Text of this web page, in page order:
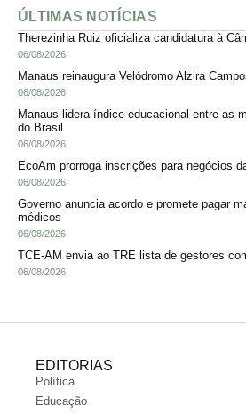
ÚLTIMAS NOTÍCIAS
Therezinha Ruiz oficializa candidatura à
06/08/2026
Manaus reinaugura Velódromo Alzira
06/08/2026
Manaus lidera índice educacional entre as
do Brasil
06/08/2026
EcoAm prorroga inscrições para negócios
06/08/2026
Governo anuncia acordo e promete pagar
médicos
06/08/2026
TCE-AM envia ao TRE lista de gestores
06/08/2026
EDITORIAS
Política
Educação